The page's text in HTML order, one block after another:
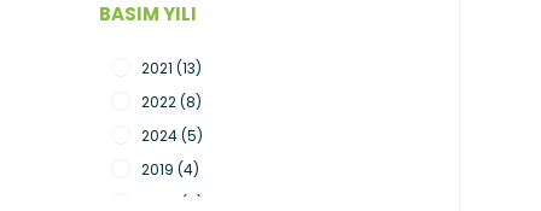
BASIM YILI
2021 (13)
2022 (8)
2024 (5)
2019 (4)
2020 (4)